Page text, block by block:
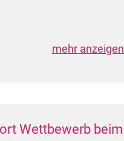
mehr anzeigen
Wettbewerb beim